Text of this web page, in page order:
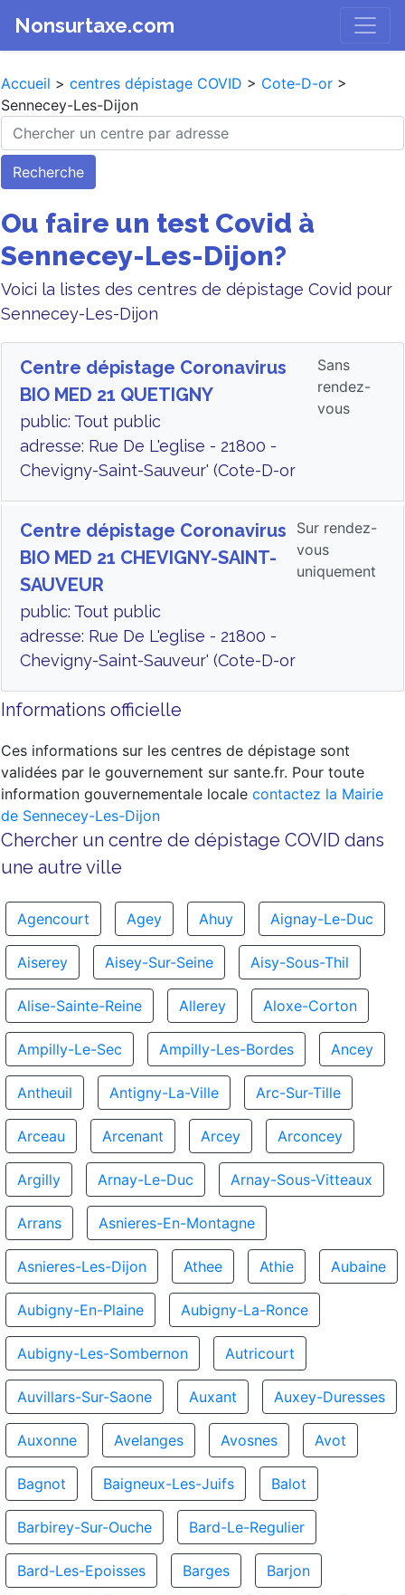
Nonsurtaxe.com
Accueil > centres dépistage COVID > Cote-D-or >
Sennecey-Les-Dijon
Recherche
Ou faire un test Covid à
Sennecey-Les-Dijon?
Voici la listes des centres de dépistage Covid pour
Sennecey-Les-Dijon
Centre dépistage Coronavirus
BIO MED 21 QUETIGNY
public: Tout public
adresse: Rue De L'eglise - 21800 -
Chevigny-Saint-Sauveur' (Cote-D-or
Sans
rendez-
vous
Centre dépistage Coronavirus
BIO MED 21 CHEVIGNY-SAINT-
SAUVEUR
public: Tout public
adresse: Rue De L'eglise - 21800 -
Chevigny-Saint-Sauveur' (Cote-D-or
Sur rendez-
vous
uniquement
Informations officielle
Ces informations sur les centres de dépistage sont
validées par le gouvernement sur sante.fr. Pour toute
information gouvernementale locale contactez la Mairie
de Sennecey-Les-Dijon
Chercher un centre de dépistage COVID dans
une autre ville
Agencourt Agey Ahuy Aignay-Le-Duc
Aiserey Aisey-Sur-Seine Aisy-Sous-Thil
Alise-Sainte-Reine Allerey Aloxe-Corton
Ampilly-Le-Sec Ampilly-Les-Bordes Ancey
Antheuil Antigny-La-Ville Arc-Sur-Tille
Arceau Arcenant Arcey Arconcey
Argilly Arnay-Le-Duc Arnay-Sous-Vitteaux
Arrans Asnieres-En-Montagne
Asnieres-Les-Dijon Athee Athie Aubaine
Aubigny-En-Plaine Aubigny-La-Ronce
Aubigny-Les-Sombernon Autricourt
Auvillars-Sur-Saone Auxant Auxey-Duresses
Auxonne Avelanges Avosnes Avot
Bagnot Baigneux-Les-Juifs Balot
Barbirey-Sur-Ouche Bard-Le-Regulier
Bard-Les-Epoisses Barges Barjon